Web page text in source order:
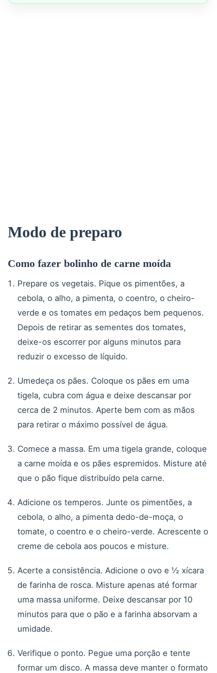
Modo de preparo
Como fazer bolinho de carne moída
Prepare os vegetais. Pique os pimentões, a
cebola, o alho, a pimenta, o coentro, o cheiro-
verde e os tomates em pedaços bem pequenos.
Depois de retirar as sementes dos tomates,
deixe-os escorrer por alguns minutos para
reduzir o excesso de líquido.
Umedeça os pães. Coloque os pães em uma
tigela, cubra com água e deixe descansar por
cerca de 2 minutos. Aperte bem com as mãos
para retirar o máximo possível de água.
Comece a massa. Em uma tigela grande, coloque
a carne moída e os pães espremidos. Misture até
que o pão fique distribuído pela carne.
Adicione os temperos. Junte os pimentões, a
cebola, o alho, a pimenta dedo-de-moça, o
tomate, o coentro e o cheiro-verde. Acrescente o
creme de cebola aos poucos e misture.
Acerte a consistência. Adicione o ovo e ½ xícara
de farinha de rosca. Misture apenas até formar
uma massa uniforme. Deixe descansar por 10
minutos para que o pão e a farinha absorvam a
umidade.
Verifique o ponto. Pegue uma porção e tente
formar um disco. A massa deve manter o formato